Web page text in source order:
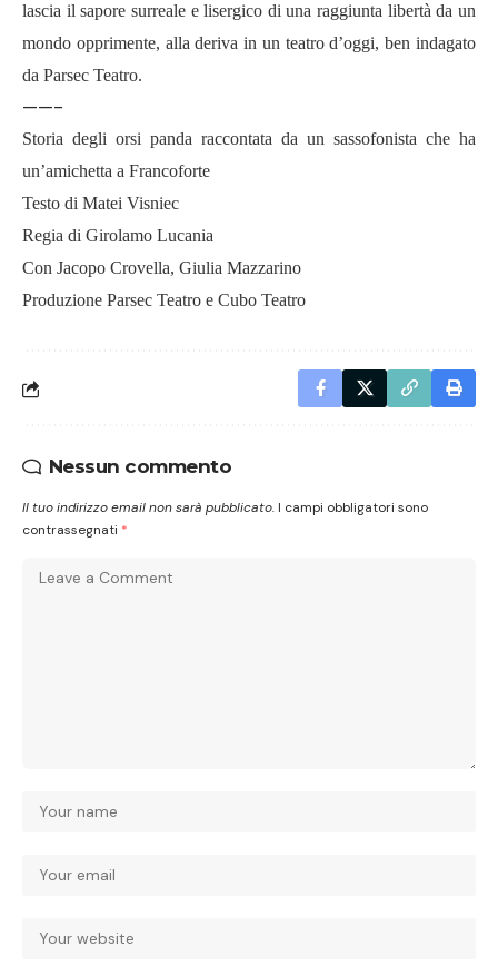
lascia il sapore surreale e lisergico di una raggiunta libertà da un
mondo opprimente, alla deriva in un teatro d’oggi, ben indagato
da Parsec Teatro.
——-
Storia degli orsi panda raccontata da un sassofonista che ha
un’amichetta a Francoforte
Testo di Matei Visniec
Regia di Girolamo Lucania
Con Jacopo Crovella, Giulia Mazzarino
Produzione Parsec Teatro e Cubo Teatro
Nessun commento
Il tuo indirizzo email non sarà pubblicato. I campi obbligatori sono
contrassegnati *